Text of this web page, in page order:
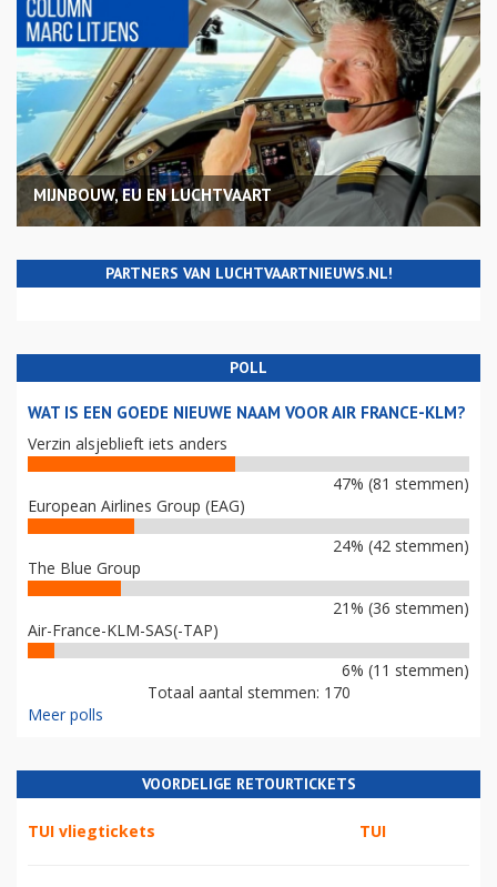
MIJNBOUW, EU EN LUCHTVAART
PARTNERS VAN LUCHTVAARTNIEUWS.NL!
POLL
WAT IS EEN GOEDE NIEUWE NAAM VOOR AIR FRANCE-KLM?
Verzin alsjeblieft iets anders
47% (81 stemmen)
European Airlines Group (EAG)
24% (42 stemmen)
The Blue Group
21% (36 stemmen)
Air-France-KLM-SAS(-TAP)
6% (11 stemmen)
Totaal aantal stemmen: 170
Meer polls
VOORDELIGE RETOURTICKETS
TUI vliegtickets TUI